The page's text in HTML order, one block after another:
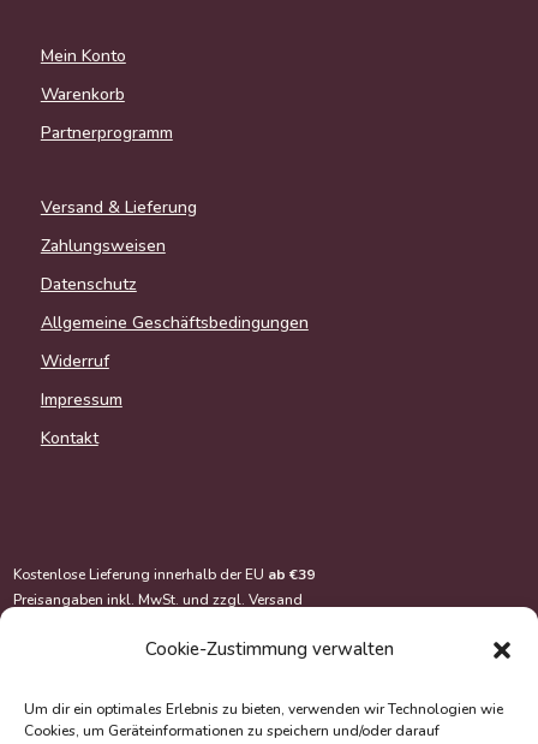
Cookie-Zustimmung verwalten
Um dir ein optimales Erlebnis zu bieten, verwenden wir Technologien wie
Cookies, um Geräteinformationen zu speichern und/oder darauf
Mein Konto
Warenkorb
Partnerprogramm
Versand & Lieferung
Zahlungsweisen
Datenschutz
Allgemeine Geschäftsbedingungen
Widerruf
Impressum
Kontakt
Kostenlose Lieferung innerhalb der EU ab €39
Preisangaben inkl. MwSt. und zzgl.Versand